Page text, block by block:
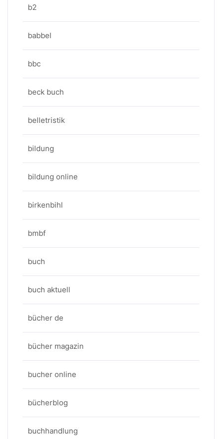
b2
babbel
bbc
beck buch
belletristik
bildung
bildung online
birkenbihl
bmbf
buch
buch aktuell
bücher de
bücher magazin
bucher online
bücherblog
buchhandlung